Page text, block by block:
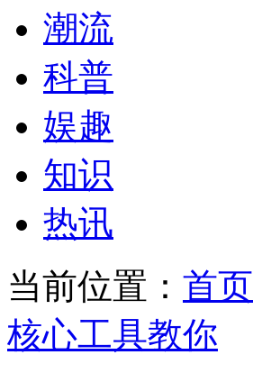
潮流
科普
娱趣
知识
热讯
当前位置： 首页
核心工具教你